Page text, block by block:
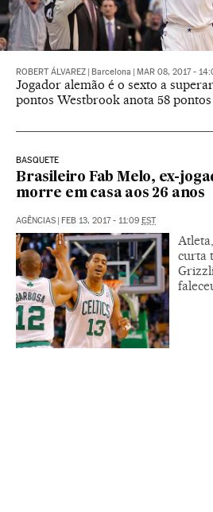
ROBERT ÁLVAREZ Barcelona MAR 08, 2017 -
Jogador alemão é o sexto a
pontos Westbrook anota 58
BASQUETE
Brasileiro Fab Melo, ex-
morre em casa aos 26 anos
AGÊNCIAS FEB 13, 2017 - 11:09 EST
curta